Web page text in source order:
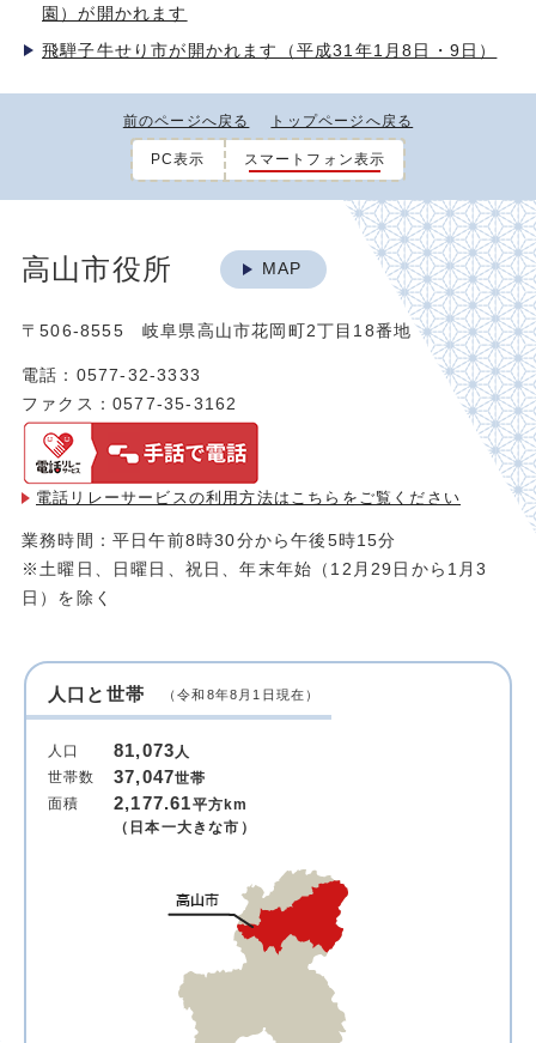
園）が開かれます
飛騨子牛せり市が開かれます（平成31年1月8日・9日）
前のページへ戻る トップページへ戻る
PC表示 スマートフォン表示
高山市役所 MAP
〒506-8555 岐阜県高山市花岡町2丁目18番地
電話：0577-32-3333
ファクス：0577-35-3162
電話リレーサービスの利用方法は こちらをご覧ください
業務時間：平日午前8時30分から午後5時15分
※土曜日、日曜日、祝日、年末年始（12月29日から1月3
日）を除く
人口と世帯 （令和8年8月1日現在）
人口 81,073人
世帯数
37,047世帯
面積
2,177.61平方km
（日本一大きな市）